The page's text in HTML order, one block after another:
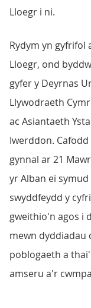
Lloegr i ni.
Rydym yn gyfrifol
Lloegr, ond
gyfer y Deyrnas
Llywodraeth
ac Asiantaeth
Iwerddon.
gynnal ar 21
yr Alban ei
swyddfeydd y
gweithio'n agos i
mewn dyddiadau
poblogaeth a
amseru a'r